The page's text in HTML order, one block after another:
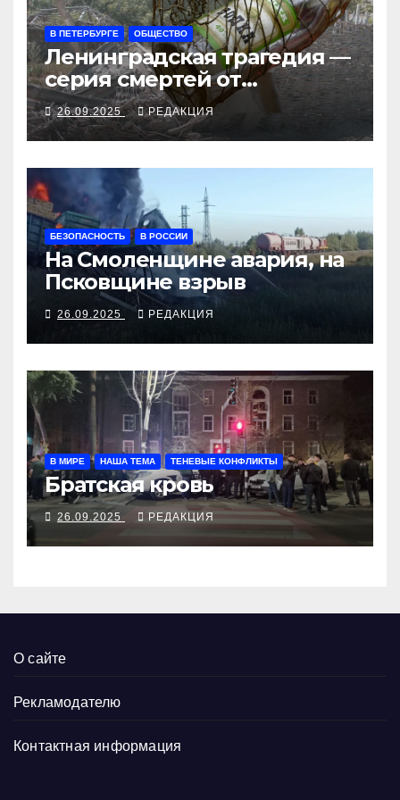
В ПЕТЕРБУРГЕ ОБЩЕСТВО
Ленинградская трагедия —
серия смертей от
алкосуррогата
26.09.2025 РЕДАКЦИЯ
БЕЗОПАСНОСТЬ В РОССИИ
На Смоленщине авария, на
Псковщине взрыв
26.09.2025 РЕДАКЦИЯ
В МИРЕ НАША ТЕМА ТЕНЕВЫЕ КОНФЛИКТЫ
Братская кровь
26.09.2025 РЕДАКЦИЯ
О сайте
Рекламодателю
Контактная информация